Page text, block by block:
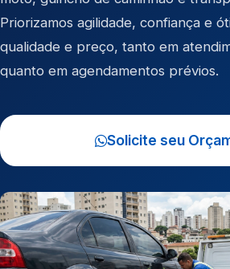
Priorizamos agilidade, confiança e
qualidade e preço, tanto em
quanto em agendamentos prévios.
Solicite seu